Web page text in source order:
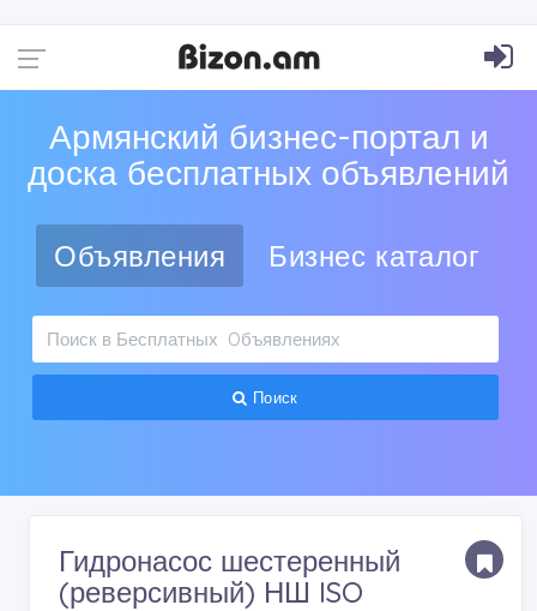
Армянский бизнес-портал и
доска бесплатных объявлений
Объявления Бизнес каталог
Поиск
Гидронасос шестеренный
(реверсивный) НШ ISO